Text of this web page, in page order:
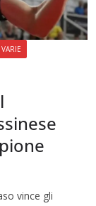
VARIE
vince gli